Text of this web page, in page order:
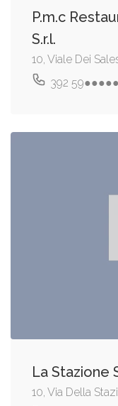
P.m.c
S.r.l.
10, Viale Dei
392 59●●●●●
La Stazione
10, Via Della